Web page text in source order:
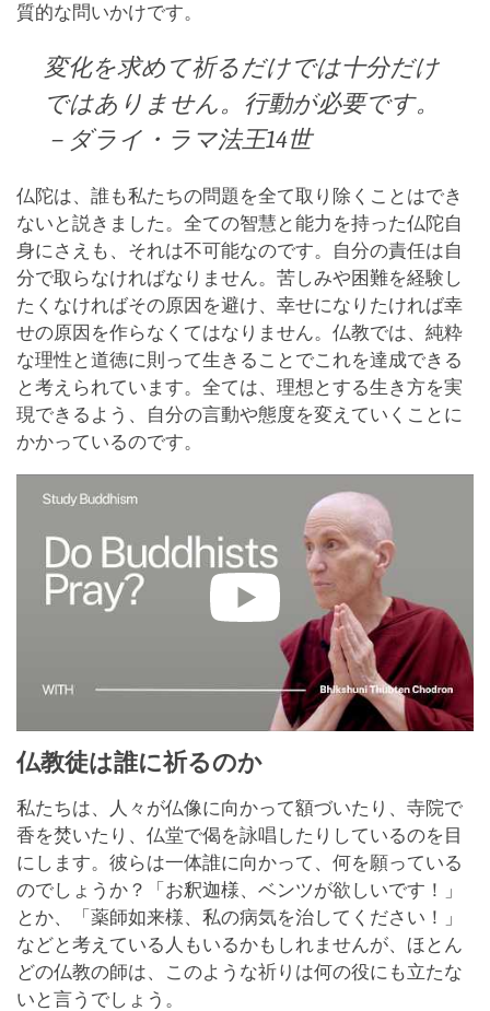
質的な問いかけです。
変化を求めて祈るだけでは十分だけ
ではありません。行動が必要です。
－ダライ・ラマ法王14世
仏陀は、誰も私たちの問題を全て取り除くことはでき
ないと説きました。全ての智慧と能力を持った仏陀自
身にさえも、それは不可能なのです。自分の責任は自
分で取らなければなりません。苦しみや困難を経験し
たくなければその原因を避け、幸せになりたければ幸
せの原因を作らなくてはなりません。仏教では、純粋
な理性と道徳に則って生きることでこれを達成できる
と考えられています。全ては、理想とする生き方を実
現できるよう、自分の言動や態度を変えていくことに
かかっているのです。
仏教徒は誰に祈るのか
私たちは、人々が仏像に向かって額づいたり、寺院で
香を焚いたり、仏堂で偈を詠唱したりしているのを目
にします。彼らは一体誰に向かって、何を願っている
のでしょうか？「お釈迦様、ベンツが欲しいです！」
とか、「薬師如来様、私の病気を治してください！」
などと考えている人もいるかもしれませんが、ほとん
どの仏教の師は、このような祈りは何の役にも立たな
いと言うでしょう。